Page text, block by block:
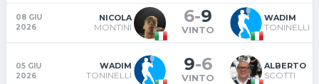
08 GIU
2026
NICOLA
MONTINI
6-9
VINTO
WADIM
TONINELLI
05 GIU
2026
WADIM
TONINELLI
9-6
VINTO
ALBERTO
SCOTTI